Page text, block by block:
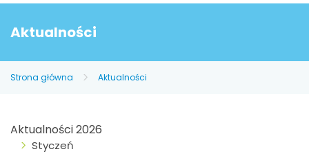
Aktualności
Strona główna Aktualności
Aktualności 2026
Styczeń